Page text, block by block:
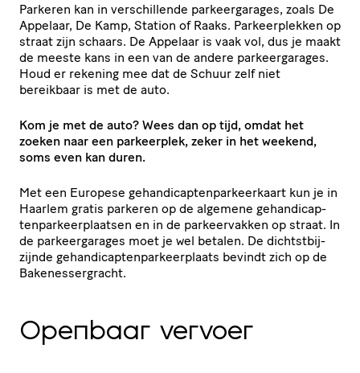
Parkeren kan in verschil­lende parkeer­ga­rages, zoals De
Appelaar, De Kamp, Station of Raaks. Parkeer­plekken op
straat zijn schaars. De Appelaar is vaak vol, dus je maakt
de meeste kans in een van de andere parkeer­ga­rages.
Houd er rekening mee dat de Schuur zelf niet
bereikbaar is met de auto.
Kom je met de auto? Wees dan op tijd, omdat het
zoeken naar een parkeerplek, zeker in het weekend,
soms even kan duren.
Met een Europese gehan­di­cap­ten­par­keer­kaart kun je in
Haarlem gratis parkeren op de algemene gehan­di­cap­
ten­par­keer­plaatsen en in de parkeer­vakken op straat. In
de parkeer­ga­rages moet je wel betalen. De dichtst­bij­
zijnde gehan­di­cap­ten­par­keer­plaats bevindt zich op de
Bakenessergracht.
Openbaar vervoer